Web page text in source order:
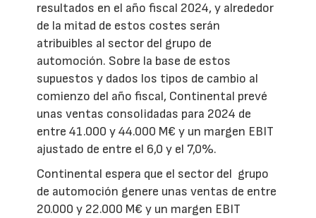
resultados en el año fiscal 2024, y alrededor
de la mitad de estos costes serán
atribuibles al sector del grupo de
automoción. Sobre la base de estos
supuestos y dados los tipos de cambio al
comienzo del año fiscal, Continental prevé
unas ventas consolidadas para 2024 de
entre 41.000 y 44.000 M€ y un margen EBIT
ajustado de entre el 6,0 y el 7,0%.
Continental espera que el sector del grupo
de automoción genere unas ventas de entre
20.000 y 22.000 M€ y un margen EBIT